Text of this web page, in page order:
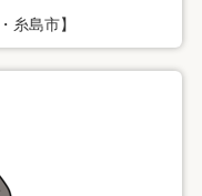
糸島市】